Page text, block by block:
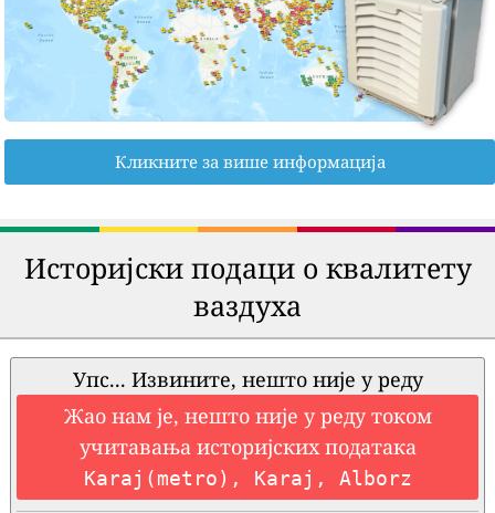
Кликните за више информација
Историјски подаци о квалитету
ваздуха
Упс... Извините, нешто није у реду
Жао нам је, нешто није у реду током
учитавања историјских података
Karaj(metro), Karaj, Alborz